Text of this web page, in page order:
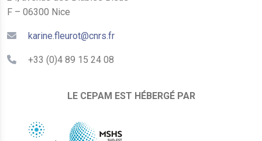
F – 06300 Nice
karine.fleurot@cnrs.fr
+33 (0)4 89 15 24 08
LE CEPAM EST HÉBERGÉ PAR